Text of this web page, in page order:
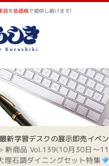
具を低価格で提供し続けます!
新学習デスクの展示即売イベン
新商品 Vol.139(10月30日～11
石調ダイニングセット特集